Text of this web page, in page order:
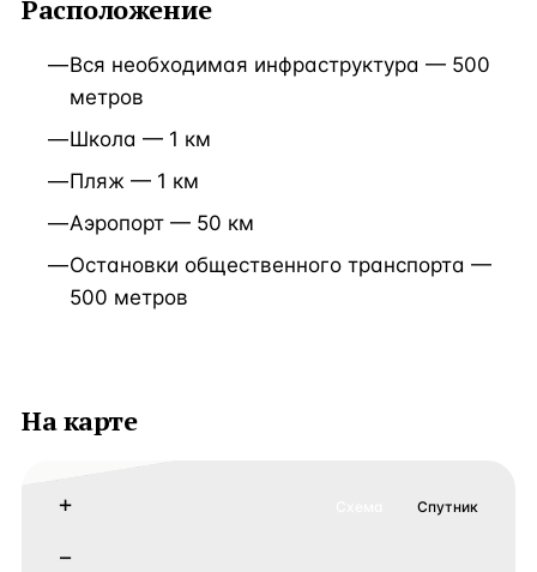
Расположение
Вся необходимая инфраструктура — 500
метров
Школа — 1 км
Пляж — 1 км
Аэропорт — 50 км
Остановки общественного транспорта —
500 метров
На карте
+
−
Спутник